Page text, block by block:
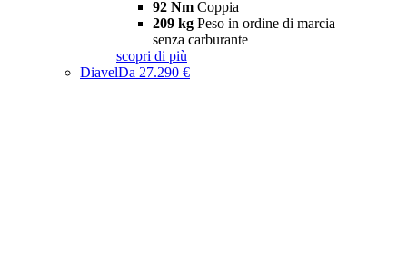
92 Nm Coppia
209 kg Peso in ordine di marcia
senza carburante
scopri di più
DiavelDa 27.290 €